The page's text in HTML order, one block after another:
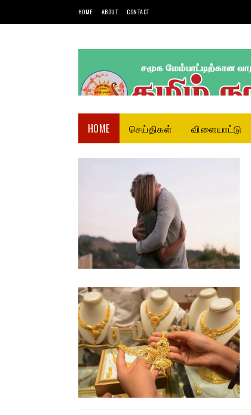
HOME ABOUT CONTACT
HOME செய்திகள் விளையாட்டு